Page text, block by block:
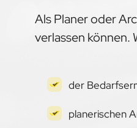
Als Planer oder
verlassen können.
der
planerischen